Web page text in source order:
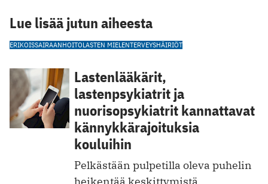
Lue lisää jutun aiheesta
ERIKOISSAIRAANHOITOLASTEN MIELENTERVEYSHÄIRIÖT
Lastenlääkärit,
lastenpsykiatrit ja
nuorisopsykiatrit kannattavat
kännykkärajoituksia
kouluihin
Pelkästään pulpetilla oleva puhelin